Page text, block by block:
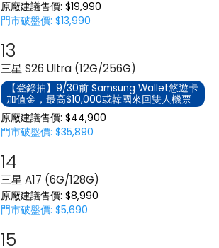
原廠建議售價: $19,990
門市破盤價: $13,990
三星 S26 Ultra (12G/256G)
【登錄抽】9/30前 Samsung Wallet悠遊卡
加值金，最高$10,000或韓國來回雙人機票
原廠建議售價: $44,900
門市破盤價: $35,890
三星 A17 (6G/128G)
原廠建議售價: $8,990
門市破盤價: $5,690